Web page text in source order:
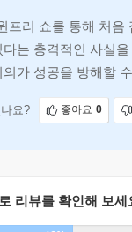
로 바뀌기 시작한다.
것이다.
프리 쇼를 통해 처
는 충격적인 사실
가 성공을 방해할
리뷰를 확인해 보세